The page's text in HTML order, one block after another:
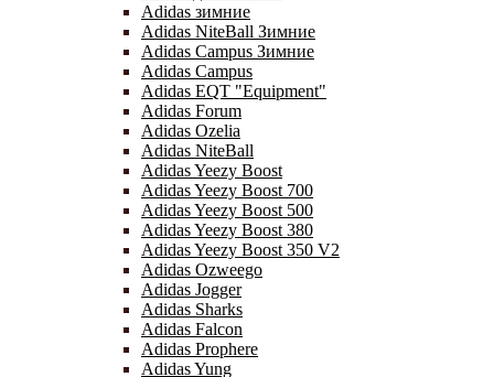
Adidas зимние
Adidas NiteBall Зимние
Adidas Campus Зимние
Adidas Campus
Adidas EQT "Equipment"
Adidas Forum
Adidas Ozelia
Adidas NiteBall
Adidas Yeezy Boost
Adidas Yeezy Boost 700
Adidas Yeezy Boost 500
Adidas Yeezy Boost 380
Adidas Yeezy Boost 350 V2
Adidas Ozweego
Adidas Jogger
Adidas Sharks
Adidas Falcon
Adidas Prophere
Adidas Yung